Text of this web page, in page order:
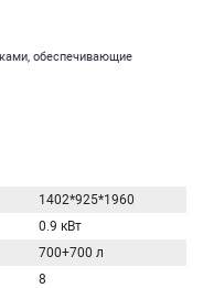
обеспечивающие
1402*925*1960
0.9 кВт
700+700 л
8